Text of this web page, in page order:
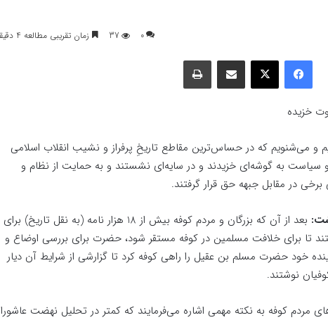
0
37 زمان تقریبی مطالعه 4 دقیقه
فیسبوک ایکس اشتراک گذاری با ایمیل چاپ
خزیده
می‌شنویم که در حساس‌ترین مقاطع تاریخِ پرفراز و نشیب انقلاب اسلامی
سیاست به گوشه‌ای خزیدند و در سایه‌ای نشستند و به حمایت از نظام و
در مقابل جبهه حق قرار گرفتند.
بعد از آن که بزرگان و مردم کوفه بیش از 18 هزار نامه (به نقل تاریخ) برای
تا برای خلافت مسلمین در کوفه مستقر شود، حضرت برای بررسی اوضاع و
خود حضرت مسلم بن عقیل را راهی کوفه کرد تا گزارشی از شرایط آن دیار
نوشتند.
مردم کوفه به نکته مهمی اشاره می‌فرمایند که کمتر در تحلیل نهضت عاشورا